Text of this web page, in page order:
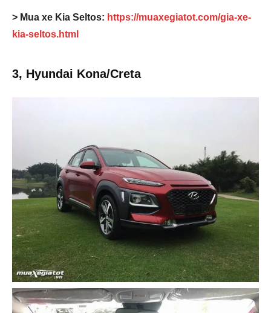
> Mua xe Kia Seltos: https://muaxegiatot.com/gia-xe-
kia-seltos.html
3, Hyundai Kona/Creta